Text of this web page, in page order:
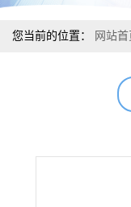
您当前的位置： 网站首